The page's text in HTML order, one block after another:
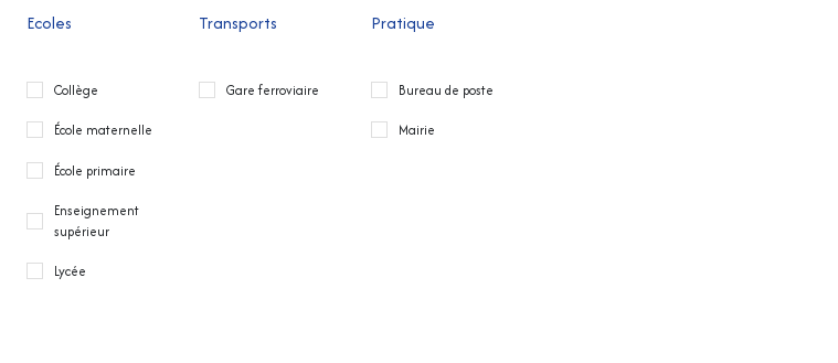
Ecoles
Collège
École maternelle
École primaire
Enseignement
supérieur
Lycée
Transports
Gare ferroviaire
Pratique
Bureau de poste
Mairie